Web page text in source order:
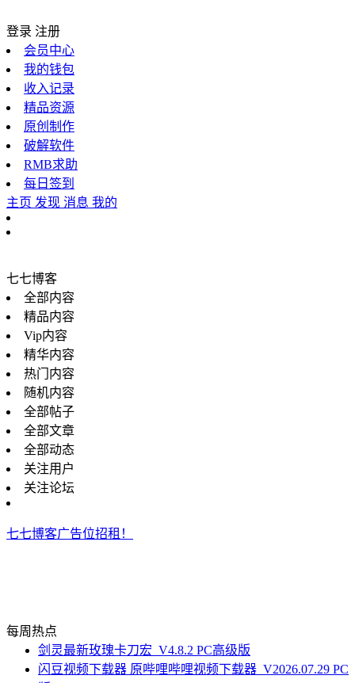
登录 注册
会员中心
我的钱包
收入记录
精品资源
原创制作
破解软件
RMB求助
每日签到
主页 发现 消息 我的
七七博客
全部内容
精品内容
Vip内容
精华内容
热门内容
随机内容
全部帖子
全部文章
全部动态
关注用户
关注论坛
七七博客广告位招租！
每周热点
剑灵最新玫瑰卡刀宏_V4.8.2 PC高级版
闪豆视频下载器 原哔哩哔哩视频下载器_V2026.07.29 PC